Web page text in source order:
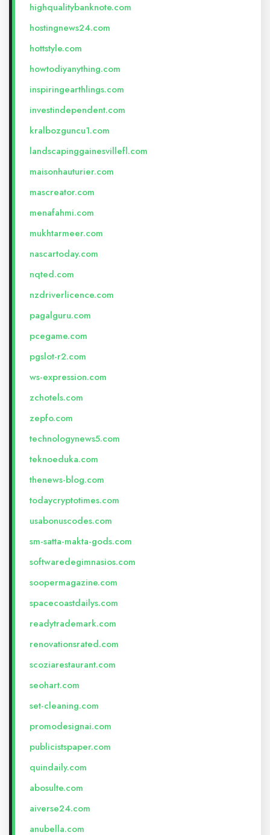
highqualitybanknote.com
hostingnews24.com
hottstyle.com
howtodiyanything.com
inspiringearthlings.com
investindependent.com
kralbozguncu1.com
landscapinggainesvillefl.com
maisonhauturier.com
mascreator.com
menafahmi.com
mukhtarmeer.com
nascartoday.com
nqted.com
nzdriverlicence.com
pagalguru.com
pcegame.com
pgslot-r2.com
ws-expression.com
zchotels.com
zepfo.com
technologynews5.com
teknoeduka.com
thenews-blog.com
todaycryptotimes.com
usabonuscodes.com
sm-satta-makta-gods.com
softwaredegimnasios.com
soopermagazine.com
spacecoastdailys.com
readytrademark.com
renovationsrated.com
scoziarestaurant.com
seohart.com
set-cleaning.com
promodesignai.com
publicistspaper.com
quindaily.com
abosulte.com
aiverse24.com
anubella.com